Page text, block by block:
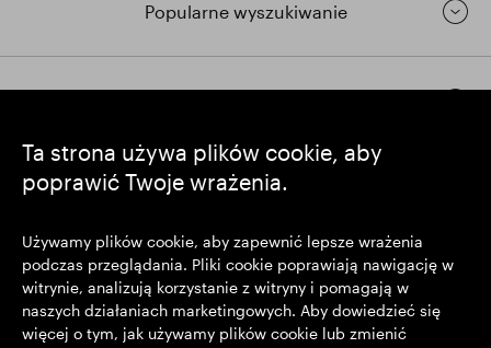
Ta strona używa plików cookie, aby
poprawić Twoje wrażenia.
Używamy plików cookie, aby zapewnić lepsze wrażenia
podczas przeglądania. Pliki cookie poprawiają nawigację w
witrynie, analizują korzystanie z witryny i pomagają w
naszych działaniach marketingowych. Aby dowiedzieć się
więcej o tym, jak używamy plików cookie lub zmienić
Popularne wyszukiwanie
https://www.linkedin.com/
https://www.youtube.com/
SEGRO plc
Siedziba: 1 New Burlington Place, Londyn W1S 2HR
Zarejestrowana w Wielkiej Brytanii pod nr 167591
Miejsce rejestracji: Anglia i Walia